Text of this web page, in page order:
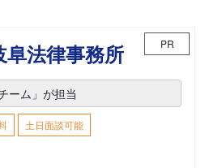
法律事務所 PR
ーム」が担当
土日面談可能